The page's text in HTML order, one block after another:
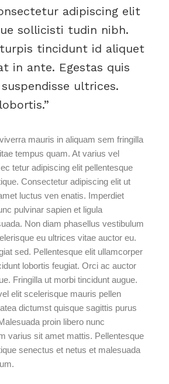
adipiscing elit
sollicisti tudin nibh.
tincidunt id aliquet
in ante. Egestas quis
ultrices.
mauris in aliquam sem fringilla
tempus quam. At varius vel
tetur adipiscing elit pellentesque
Consectetur adipiscing elit ut
luctus ven enatis. Imperdiet
pulvinar sapien et ligula
Non diam phasellus vestibulum
eu ultrices vitae auctor eu.
sed. Pellentesque elit ullamcorper
lobortis feugiat. Orci ac auctor
Fringilla ut morbi tincidunt augue.
elit scelerisque mauris pellen
dictumst quisque sagittis purus
proin libero nunc
varius sit amet mattis. Pellentesque
senectus et netus et malesuada